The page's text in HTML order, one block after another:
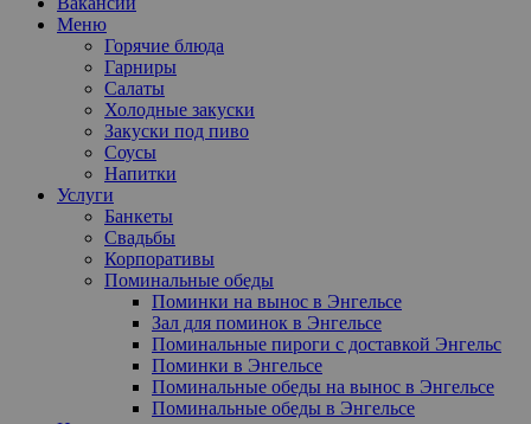
Меню
Горячие блюда
Гарниры
Салаты
Холодные закуски
Закуски под пиво
Соусы
Напитки
Услуги
Банкеты
Свадьбы
Корпоративы
Поминальные обеды
Поминки на вынос в Энгельсе
Зал для поминок в Энгельсе
Поминальные пироги с доставкой Энгельс
Поминки в Энгельсе
Поминальные обеды на вынос в Энгельсе
Поминальные обеды в Энгельсе